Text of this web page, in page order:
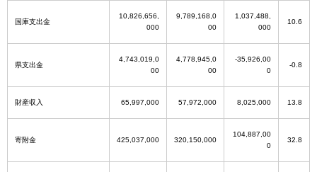
国庫支出金
10,826,656,
000
9,789,168,0
00
1,037,488,
000
10.6
県支出金
4,743,019,0
00
4,778,945,0
00
-35,926,00
0
-0.8
財産収入 65,997,000 57,972,000 8,025,000 13.8
寄附金 425,037,000 320,150,000
104,887,00
0
32.8